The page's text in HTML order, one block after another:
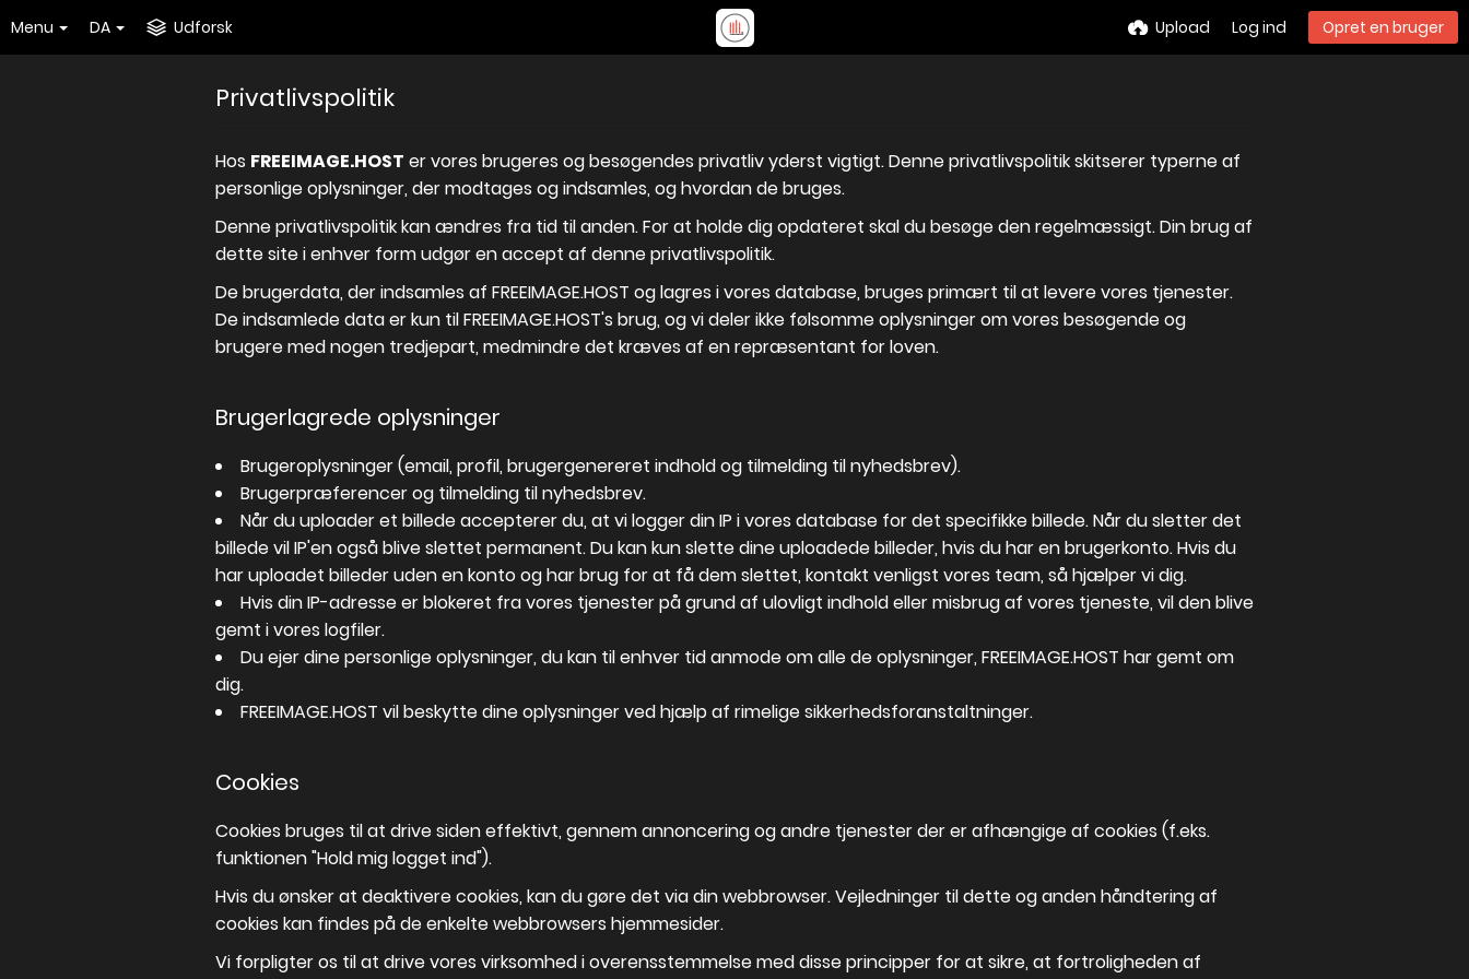
Menu DA Udforsk Upload Log ind Opret en bruger
Privatlivspolitik
Hos FREEIMAGE.HOST er vores brugeres og besøgendes privatliv yderst vigtigt. Denne privatlivspolitik skitserer typerne af
personlige oplysninger, der modtages og indsamles, og hvordan de bruges.
Denne privatlivspolitik kan ændres fra tid til anden. For at holde dig opdateret skal du besøge den regelmæssigt. Din brug af
dette site i enhver form udgør en accept af denne privatlivspolitik.
De brugerdata, der indsamles af FREEIMAGE.HOST og lagres i vores database, bruges primært til at levere vores tjenester.
De indsamlede data er kun til FREEIMAGE.HOST's brug, og vi deler ikke følsomme oplysninger om vores besøgende og
brugere med nogen tredjepart, medmindre det kræves af en repræsentant for loven.
Brugerlagrede oplysninger
Brugeroplysninger (email, profil, brugergenereret indhold og tilmelding til nyhedsbrev).
Brugerpræferencer og tilmelding til nyhedsbrev.
Når du uploader et billede accepterer du, at vi logger din IP i vores database for det specifikke billede. Når du sletter det
billede vil IP'en også blive slettet permanent. Du kan kun slette dine uploadede billeder, hvis du har en brugerkonto. Hvis du
har uploadet billeder uden en konto og har brug for at få dem slettet, kontakt venligst vores team, så hjælper vi dig.
Hvis din IP-adresse er blokeret fra vores tjenester på grund af ulovligt indhold eller misbrug af vores tjeneste, vil den blive
gemt i vores logfiler.
Du ejer dine personlige oplysninger, du kan til enhver tid anmode om alle de oplysninger, FREEIMAGE.HOST har gemt om
dig.
FREEIMAGE.HOST vil beskytte dine oplysninger ved hjælp af rimelige sikkerhedsforanstaltninger.
Cookies
Cookies bruges til at drive siden effektivt, gennem annoncering og andre tjenester der er afhængige af cookies (f.eks.
funktionen "Hold mig logget ind").
Hvis du ønsker at deaktivere cookies, kan du gøre det via din webbrowser. Vejledninger til dette og anden håndtering af
cookies kan findes på de enkelte webbrowsers hjemmesider.
Vi forpligter os til at drive vores virksomhed i overensstemmelse med disse principper for at sikre, at fortroligheden af